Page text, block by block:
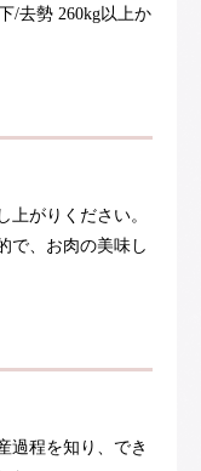
/去勢 260kg以上か
上がりください。
で、お肉の美味し
過程を知り、でき